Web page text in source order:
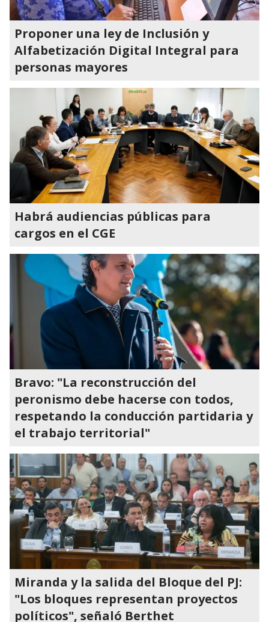
Proponer una ley de Inclusión y
Alfabetización Digital Integral para
personas mayores
Habrá audiencias públicas para
cargos en el CGE
Bravo: "La reconstrucción del
peronismo debe hacerse con todos,
respetando la conducción partidaria y
el trabajo territorial"
Miranda y la salida del Bloque del PJ:
"Los bloques representan proyectos
políticos", señaló Berthet